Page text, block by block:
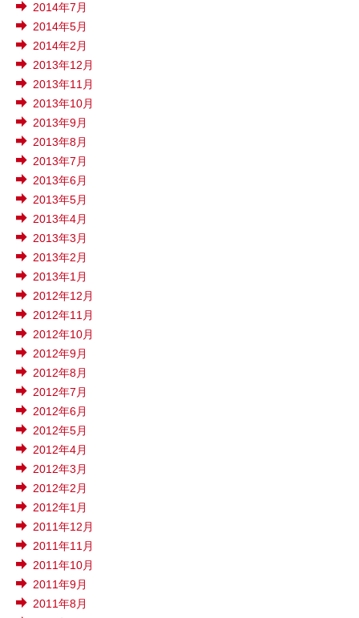
2014年7月
2014年5月
2014年2月
2013年12月
2013年11月
2013年10月
2013年9月
2013年8月
2013年7月
2013年6月
2013年5月
2013年4月
2013年3月
2013年2月
2013年1月
2012年12月
2012年11月
2012年10月
2012年9月
2012年8月
2012年7月
2012年6月
2012年5月
2012年4月
2012年3月
2012年2月
2012年1月
2011年12月
2011年11月
2011年10月
2011年9月
2011年8月